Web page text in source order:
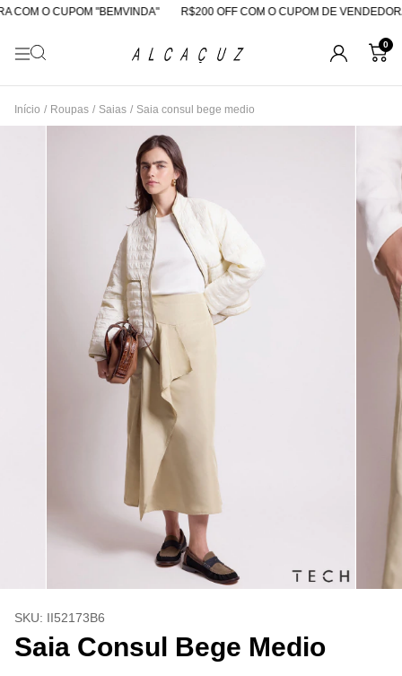
O CUPOM "BEMVINDA" R$200 OFF COM O CUPOM DE VENDEDORA
0
Início / Roupas / Saias / Saia consul bege medio
SKU: II52173B6
Saia Consul Bege Medio